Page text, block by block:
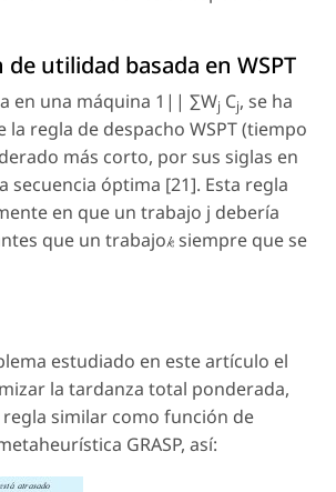
de utilidad basada en WSPT
en una máquina 1|| ∑Wj Cj, se ha
regla de despacho WSPT (tiempo
más corto, por sus siglas en
secuencia óptima [21]. Esta regla
en que un trabajo j debería
que un trabajo siempre que se
estudiado en este artículo el
la tardanza total ponderada,
similar como función de
GRASP, así: